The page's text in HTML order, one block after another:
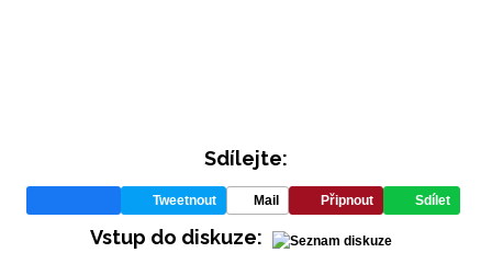
INFORMACE
REDAKCE
Sdílejte:
Tweetnout Mail Připnout Sdílet
Vstup do diskuze: